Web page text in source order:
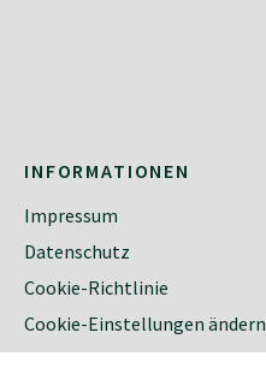
INFORMATIONEN
Impressum
Datenschutz
Cookie-Richtlinie
Cookie-Einstellungen ändern